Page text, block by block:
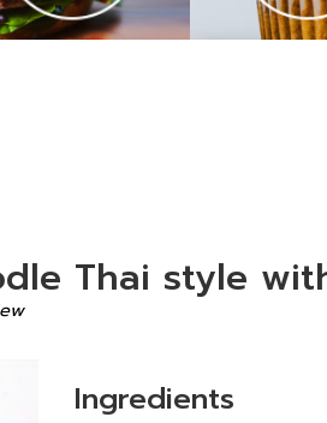
Thai style
Ingredients